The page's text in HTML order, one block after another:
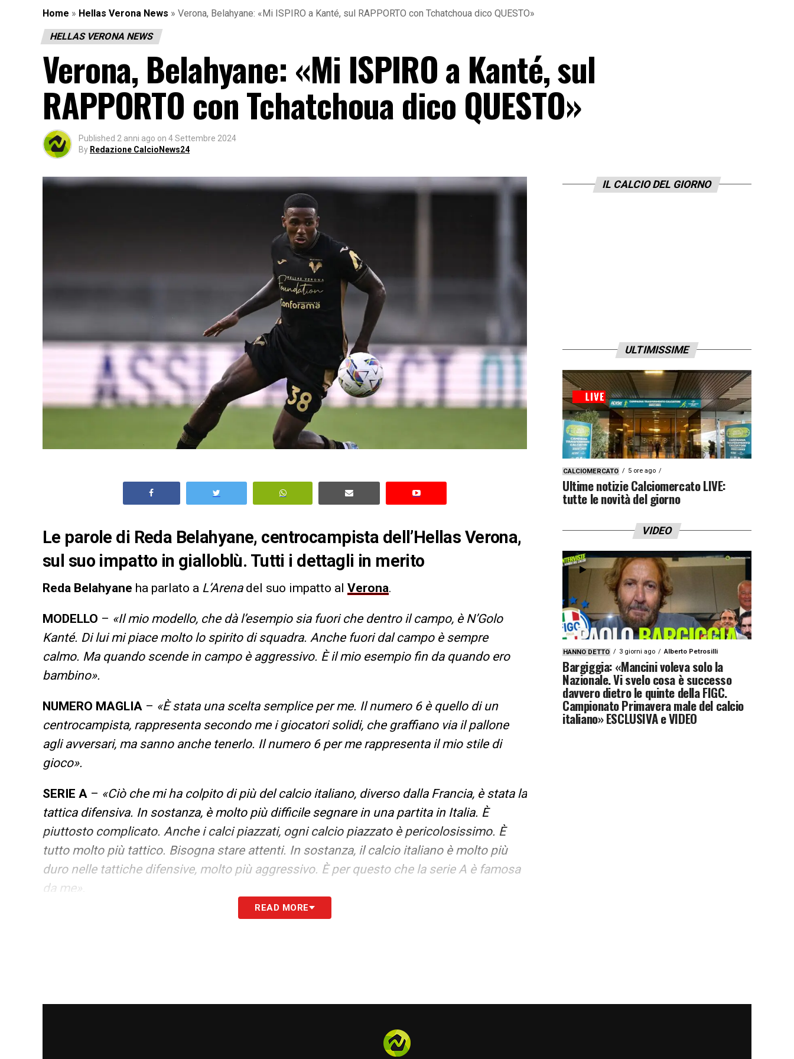
Home » Hellas Verona News » Verona, Belahyane: «Mi ISPIRO a Kanté, sul RAPPORTO con Tchatchoua dico QUESTO»
HELLAS VERONA NEWS
Verona, Belahyane: «Mi ISPIRO a Kanté, sul
RAPPORTO con Tchatchoua dico QUESTO»
Published 2 anni ago on 4 Settembre 2024
By Redazione CalcioNews24
Le parole di Reda Belahyane, centrocampista dell’Hellas Verona,
sul suo impatto in gialloblù. Tutti i dettagli in merito
Reda Belahyane ha parlato a L’Arenadel suo impatto al Verona.
MODELLO – «Il mio modello, che dà l’esempio sia fuori che dentro il campo, è N’Golo
Kanté. Di lui mi piace molto lo spirito di squadra. Anche fuori dal campo è sempre
calmo. Ma quando scende in campo è aggressivo. È il mio esempio fin da quando ero
bambino».
NUMERO MAGLIA – «È stata una scelta semplice per me. Il numero 6 è quello di un
centrocampista, rappresenta secondo me i giocatori solidi, che graffiano via il pallone
agli avversari, ma sanno anche tenerlo. Il numero 6 per me rappresenta il mio stile di
gioco».
SERIE A – «Ciò che mi ha colpito di più del calcio italiano, diverso dalla Francia, è stata la
tattica difensiva. In sostanza, è molto più difficile segnare in una partita in Italia. È
piuttosto complicato. Anche i calci piazzati, ogni calcio piazzato è pericolosissimo. È
tutto molto più tattico. Bisogna stare attenti. In sostanza, il calcio italiano è molto più
duro nelle tattiche difensive, molto più aggressivo. È per questo che la serie A è famosa
da me».
«Sono soddisfatto della mia prestazione fatta a Genova. Sono anche
arrivato a Verona prima di me, è più grande di me. È stato come un fratello maggiore per
READ MORE
IL CALCIO DEL GIORNO
ULTIMISSIME
CALCIOMERCATO 5 ore ago
Ultime notizie Calciomercato LIVE:
tutte le novità del giorno
VIDEO
HANNO DETTO 3 giorni ago Alberto Petrosilli
Bargiggia: «Mancini voleva solo la
Nazionale. Vi svelo cosa è successo
davvero dietro le quinte della FIGC.
Campionato Primavera male del calcio
italiano» ESCLUSIVA e VIDEO